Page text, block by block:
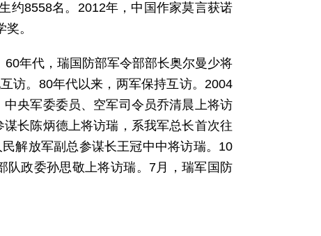
约8558名。2012年，中国作家莫言获诺
。
年代，瑞国防部军令部部长奥尔曼少将
访。80年代以来，两军保持互访。2004
央军委委员、空军司令员乔清晨上将访
长陈炳德上将访瑞，系我军总长首次往
解放军副总参谋长王冠中中将访瑞。10
队政委孙思敬上将访瑞。7月，瑞军国防